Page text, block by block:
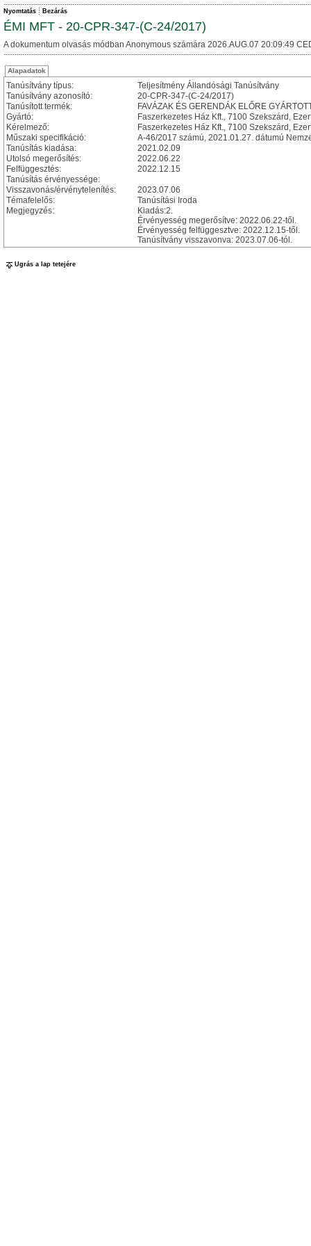
Nyomtatás Bezárás
ÉMI MFT - 20-CPR-347-(C-24/2017)
A dokumentum olvasás módban Anonymous számára 2026.AUG.07 20:09:49
Alapadatok
Tanúsítvány típus:
Teljesítmény Állandósági Tanúsítvány
Tanúsítvány azonosító:
20-CPR-347-(C-24/2017)
Tanúsított termék:
FAVÁZAK ÉS GERENDÁK ELŐRE
Gyártó:
Faszerkezetes Ház Kft., 7100 Szekszárd,
Kérelmező:
Faszerkezetes Ház Kft., 7100 Szekszárd,
Műszaki specifikáció:
A-46/2017 számú, 2021.01.27. dátumú
Tanúsítás kiadása:
2021.02.09
Utolsó megerősítés:
2022.06.22
Felfüggesztés:
2022.12.15
Tanúsítás érvényessége:
Visszavonás/érvénytelenítés:
2023.07.06
Témafelelős:
Tanúsítási Iroda
Megjegyzés:
Kiadás:2.
Érvényesség megerősítve: 2022.06.22-től.
Érvényesség felfüggesztve: 2022.12.15-től.
Tanúsítvány visszavonva: 2023.07.06-tól.
Ugrás a lap tetejére